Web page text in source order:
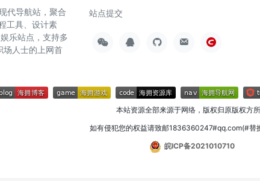
代导航站，聚合
工具、设计素
乐站点，支持多
场人士的上网首
站点提交
本站资源全部来源于网络，版权归原版权方
如有侵犯您的权益请致邮1836360247#qq.com(#替
皖ICP备2021010710